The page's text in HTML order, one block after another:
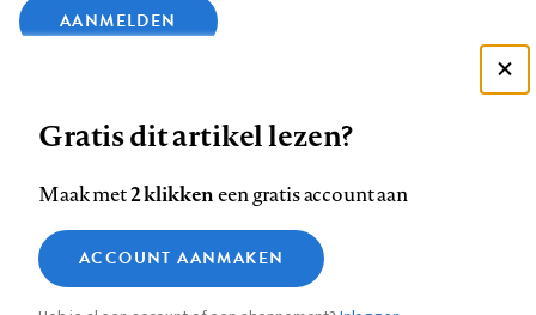
AANMELDEN
op
Facebook
op
LinkedIn
op
Bluesky
ons
op
InstagramYouTube
Footer
Contact Colofon Disclaimer Privacy
Medische vragen verdienen
betrouwbare antwoorden
Zie onze cookie policy
Analytische cookies
Gratis dit artikel lezen?
Maak met2 klikkeneen gratis account aan
ACCOUNT AANMAKEN